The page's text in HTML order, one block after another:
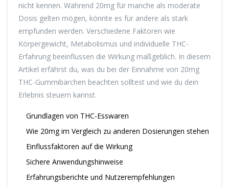
nicht kennen. Während 20mg für manche als moderate
Dosis gelten mögen, könnte es für andere als stark
empfunden werden. Verschiedene Faktoren wie
Körpergewicht, Metabolismus und individuelle THC-
Erfahrung beeinflussen die Wirkung maßgeblich. In diesem
Artikel erfährst du, was du bei der Einnahme von 20mg
THC-Gummibärchen beachten solltest und wie du dein
Erlebnis steuern kannst.
Grundlagen von THC-Esswaren
Wie 20mg im Vergleich zu anderen Dosierungen stehen
Einflussfaktoren auf die Wirkung
Sichere Anwendungshinweise
Erfahrungsberichte und Nutzerempfehlungen